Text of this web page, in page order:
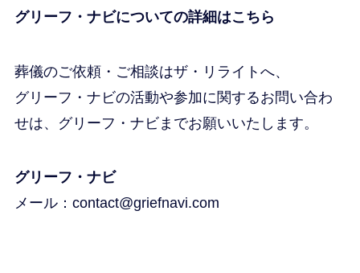
グリーフ・ナビについての詳細はこちら
葬儀のご依頼・ご相談はザ・リライトへ、
グリーフ・ナビの活動や参加に関するお問い合わ
せは、グリーフ・ナビまでお願いいたします。
グリーフ・ナビ
メール：contact@griefnavi.com